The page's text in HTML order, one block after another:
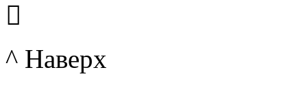

^ Наверх